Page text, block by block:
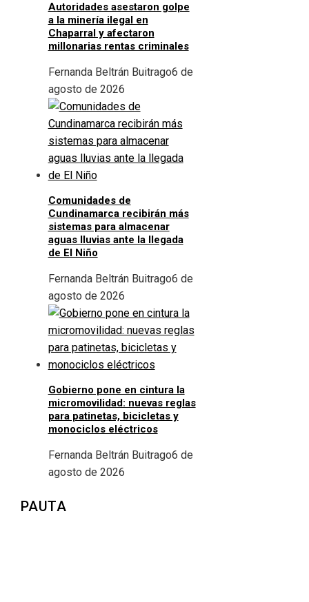
Autoridades asestaron golpe
a la minería ilegal en
Chaparral y afectaron
millonarias rentas criminales
Fernanda Beltrán Buitrago6 de
agosto de 2026
Comunidades de
Cundinamarca recibirán más
sistemas para almacenar
aguas lluvias ante la llegada
de El Niño
Fernanda Beltrán Buitrago6 de
agosto de 2026
Gobierno pone en cintura la
micromovilidad: nuevas reglas
para patinetas, bicicletas y
monociclos eléctricos
Fernanda Beltrán Buitrago6 de
agosto de 2026
PAUTA